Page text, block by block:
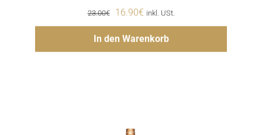
23.00€
Ursprünglicher
Preis
war:
16.90€Aktueller
Preis
ist:
inkl. USt.
In den Warenkorb
Hinzufügen